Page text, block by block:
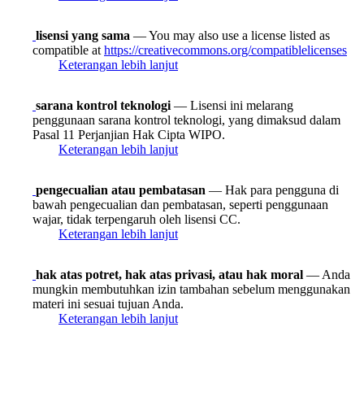
lisensi yang sama — You may also use a license listed as
compatible at https://creativecommons.org/compatiblelicenses
Keterangan lebih lanjut
sarana kontrol teknologi — Lisensi ini melarang
penggunaan sarana kontrol teknologi, yang dimaksud dalam
Pasal 11 Perjanjian Hak Cipta WIPO.
Keterangan lebih lanjut
pengecualian atau pembatasan — Hak para pengguna di
bawah pengecualian dan pembatasan, seperti penggunaan
wajar, tidak terpengaruh oleh lisensi CC.
Keterangan lebih lanjut
hak atas potret, hak atas privasi, atau hak moral — Anda
mungkin membutuhkan izin tambahan sebelum menggunakan
materi ini sesuai tujuan Anda.
Keterangan lebih lanjut